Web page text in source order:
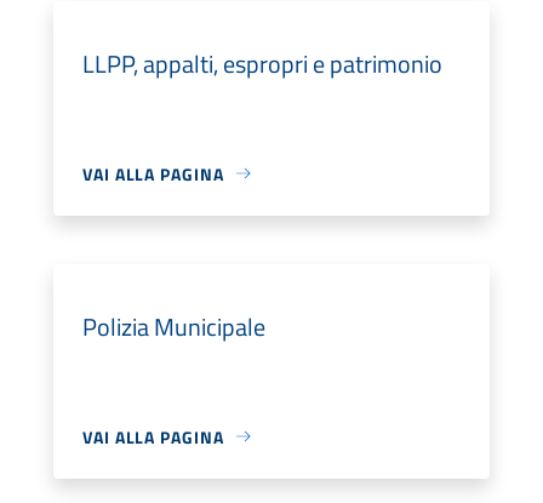
LLPP, appalti, espropri e patrimonio
VAI ALLA PAGINA
Polizia Municipale
VAI ALLA PAGINA